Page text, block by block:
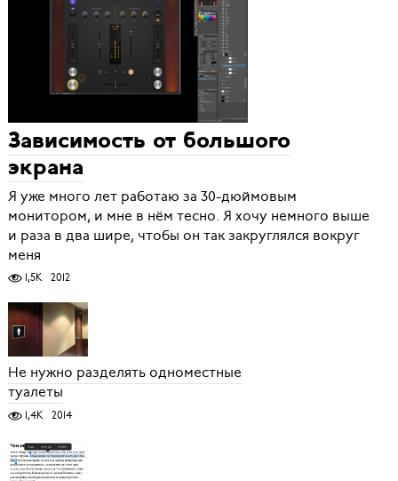
Зависимость от большого
экрана
Я уже много лет работаю за 30-дюймовым
монитором, и мне в нём тесно. Я хочу немного выше
и раза в два шире, чтобы он так закруглялся вокруг
меня
1,5K 2012
Не нужно разделять одноместные
туалеты
1,4K 2014